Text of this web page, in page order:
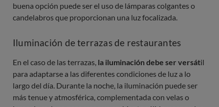
buena opción puede ser el uso de lámparas colgantes o
candelabros que proporcionan una luz focalizada.
Iluminación de terrazas de restaurantes
En el caso de las terrazas, la iluminación debe ser versátil
para adaptarse a las diferentes condiciones de luz a lo
largo del día. Durante la noche, la iluminación puede ser
más tenue y atmosférica, complementada con velas o